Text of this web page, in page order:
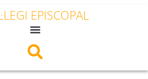
EPISCOPAL